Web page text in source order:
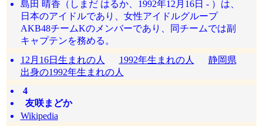
島田 晴香（しまだ はるか、1992年12月16日 - ）は、
日本のアイドルであり、女性アイドルグループ
AKB48チームKのメンバーであり、同チームでは副
キャプテンを務める。
12月16日生まれの人
1992年生まれの人
静岡県
出身の1992年生まれの人
4
友咲まどか
Wikipedia